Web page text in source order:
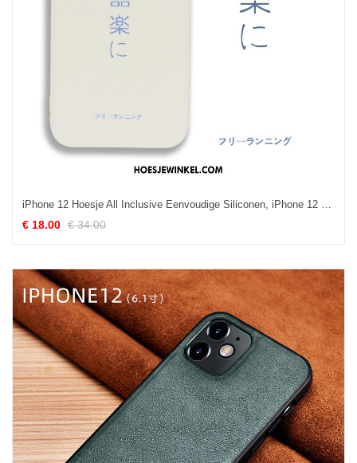
iPhone 12 Hoesje All Inclusive Eenvoudige Siliconen, iPhone 12 Hoesje Lovers Zacht Beige
€ 18.00 € 34.00